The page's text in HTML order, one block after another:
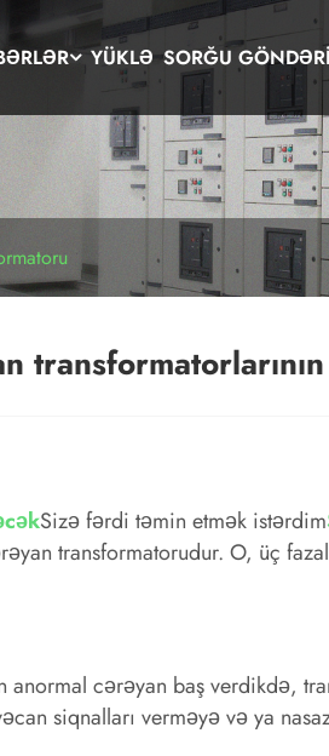
YÜKLƏ SORĞU
Sizə fərdi təmin etmək istərdim
transformatorudur. O, üç
anormal cərəyan baş verdikdə,
siqnalları verməyə və ya